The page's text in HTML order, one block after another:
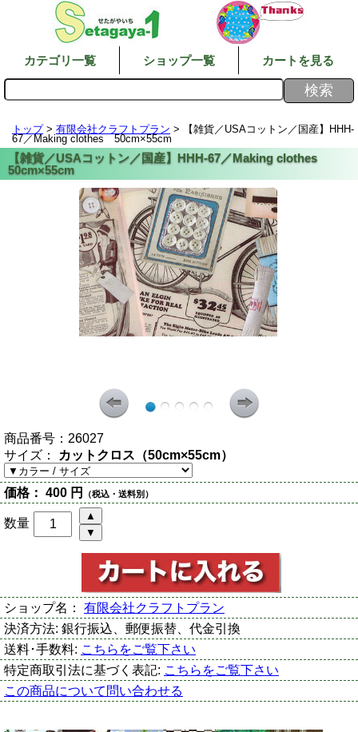
カテゴリ一覧 ショップ一覧 カートを見る
トップ> 有限会社クラフトプラン > 【雑貨／USAコットン／国産】HHH-
67／Making clothes 50cm×55cm
商品番号： 26027
サイズ： カットクロス（50cm×55cm）
価格： 400 円 （税込・送料別）
数量
ショップ名： 有限会社クラフトプラン
決済方法: 銀行振込、郵便振替、代金引換
送料･手数料: こちらをご覧下さい
特定商取引法に基づく表記: こちらをご覧下さい
この商品について問い合わせる